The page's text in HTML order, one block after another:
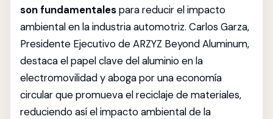
son fundamentalespara reducir el impacto
ambiental en la industria automotriz. Carlos Garza,
Presidente Ejecutivo de ARZYZ Beyond Aluminum,
destaca el papel clave del aluminio en la
electromovilidad y aboga por una economía
circular que promueva el reciclaje de materiales,
reduciendo así el impacto ambiental de la